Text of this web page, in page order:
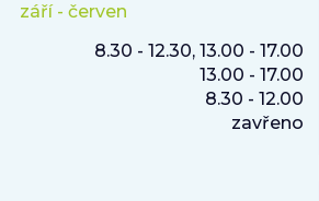
září - červen
8.30 - 12.30, 13.00 - 17.00
13.00 - 17.00
8.30 - 12.00
zavřeno